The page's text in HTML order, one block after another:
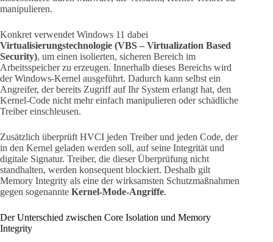
manipulieren.
Konkret verwendet Windows 11 dabei
Virtualisierungstechnologie (VBS – Virtualization Based
Security), um einen isolierten, sicheren Bereich im
Arbeitsspeicher zu erzeugen. Innerhalb dieses Bereichs wird
der Windows-Kernel ausgeführt. Dadurch kann selbst ein
Angreifer, der bereits Zugriff auf Ihr System erlangt hat, den
Kernel-Code nicht mehr einfach manipulieren oder schädliche
Treiber einschleusen.
Zusätzlich überprüft HVCI jeden Treiber und jeden Code, der
in den Kernel geladen werden soll, auf seine Integrität und
digitale Signatur. Treiber, die dieser Überprüfung nicht
standhalten, werden konsequent blockiert. Deshalb gilt
Memory Integrity als eine der wirksamsten Schutzmaßnahmen
gegen sogenannte Kernel-Mode-Angriffe.
Der Unterschied zwischen Core Isolation und Memory
Integrity